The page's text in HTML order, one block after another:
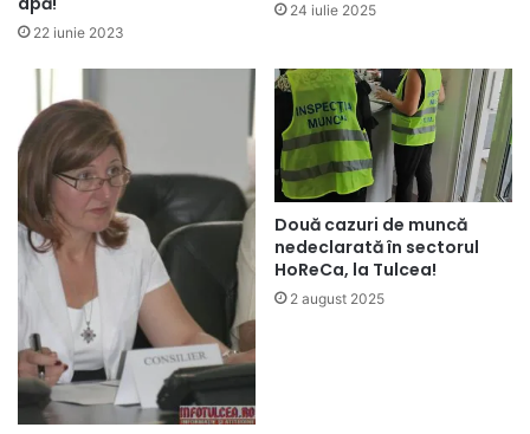
22 iunie 2023
24 iulie 2025
Două cazuri de muncă
nedeclarată în sectorul
HoReCa, la Tulcea!
2 august 2025